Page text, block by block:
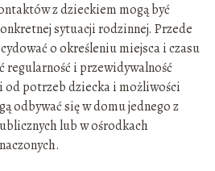
z dzieckiem mogą być
sytuacji rodzinnej. Przede
o określeniu miejsca i czasu
regularność i przewidywalność
od potrzeb dziecka i możliwości
odbywać się w domu jednego z
lub w ośrodkach